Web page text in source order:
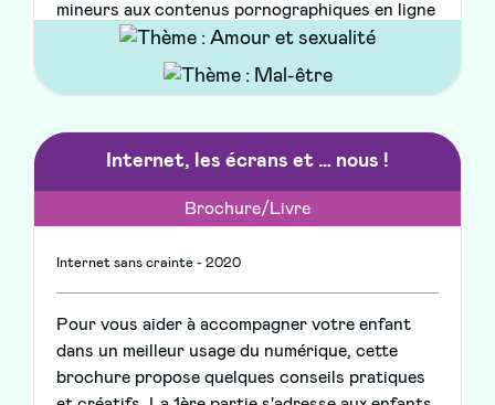
mineurs aux contenus pornographiques en ligne
Internet, les écrans et … nous !
Brochure/Livre
Internet sans crainte - 2020
Pour vous aider à accompagner votre enfant
dans un meilleur usage du numérique, cette
brochure propose quelques conseils pratiques